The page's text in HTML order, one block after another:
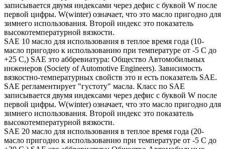
записывается двумя индексами через дефис с буквой W после
первой цифры. W(winter) означает, что это масло пригодно для
зимнего использования. Второй индекс это показатель
высокотемпературной вязкости.
SAE 10 масло для использования в теплое время года (10-
масло пригодно к использованию при температуре от -5 С до
+25 С,) SAE это аббревиатура: Общество Автомобильных
инженеров (Society of Automotive Engineers). Зависимость
вязкостно-температурных свойств это и есть показатель SAE.
SAE регламентирует "густоту" масла. Класс по SAE
записывается двумя индексами через дефис с буквой W после
первой цифры. W(winter) означает, что это масло пригодно для
зимнего использования. Второй индекс это показатель
высокотемпературной вязкости.
SAE 20 масло для использования в теплое время года (20-
масло пригодно к использованию при температуре от -5 С до